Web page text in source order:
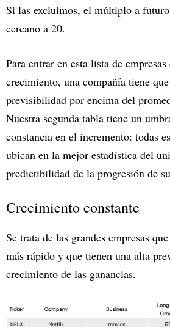
Si las excluimos, el múltiplo a
cercano a 20.
Para entrar en esta lista de
crecimiento, una compañía tiene
previsibilidad por encima del
Nuestra segunda tabla tiene un
constancia en el incremento: todas
ubican en la mejor estadística del
predictibilidad de la progresión de
Crecimiento constante
Se trata de las grandes empresas
más rápido y que tienen una alta
crecimiento de las ganancias.